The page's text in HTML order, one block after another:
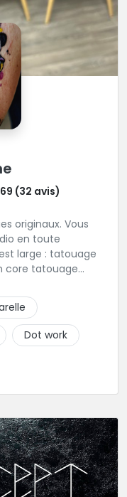
(32 avis)
originaux. Vous
en toute
large : tatouage
core tatouage
Dot work